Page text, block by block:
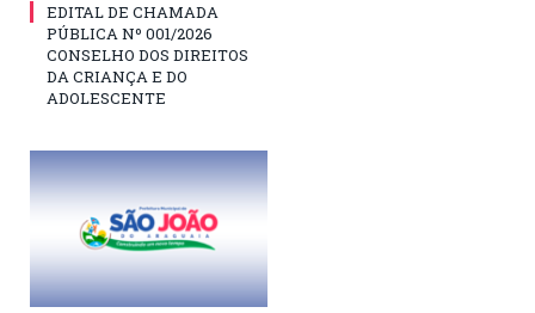
EDITAL DE CHAMADA
PÚBLICA Nº 001/2026
CONSELHO DOS DIREITOS
DA CRIANÇA E DO
ADOLESCENTE